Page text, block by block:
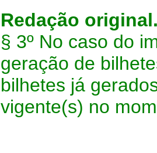
Redação
§ 3º No caso do
geração de
bilhetes já
vigente(s) no